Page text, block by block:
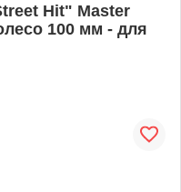
Hit" Master
100 мм - для